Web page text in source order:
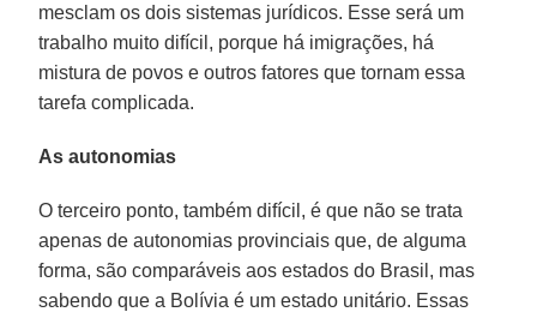
mesclam os dois sistemas jurídicos. Esse será um
trabalho muito difícil, porque há imigrações, há
mistura de povos e outros fatores que tornam essa
tarefa complicada.
As autonomias
O terceiro ponto, também difícil, é que não se trata
apenas de autonomias provinciais que, de alguma
forma, são comparáveis aos estados do Brasil, mas
sabendo que a Bolívia é um estado unitário. Essas